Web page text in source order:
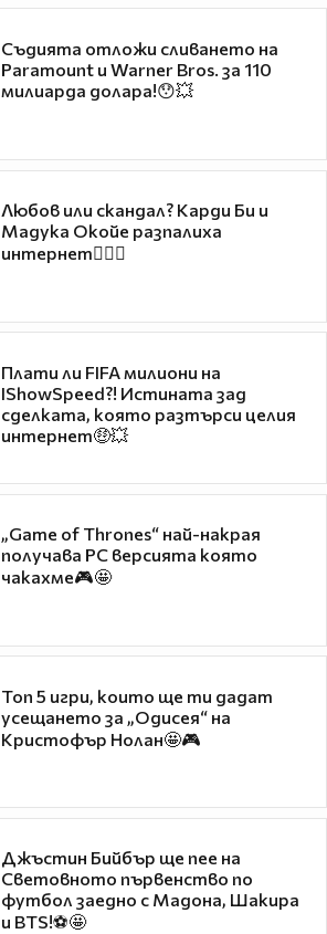
Съдията отложи сливането на
Paramount и Warner Bros. за 110
милиарда долара!😯💥
Любов или скандал? Карди Би и
Мадука Окойе разпалиха
интернет❤️‍🔥🔥
Плати ли FIFA милиони на
IShowSpeed?! Истината зад
сделката, която разтърси целия
интернет🤑💥
„Game of Thrones“ най-накрая
получава PC версията която
чакахме🎮🤩
Топ 5 игри, които ще ти дадат
усещането за „Одисея“ на
Кристофър Нолан🤩🎮
Джъстин Бийбър ще пее на
Световното първенство по
футбол заедно с Мадона, Шакира
и BTS!⚽🤩